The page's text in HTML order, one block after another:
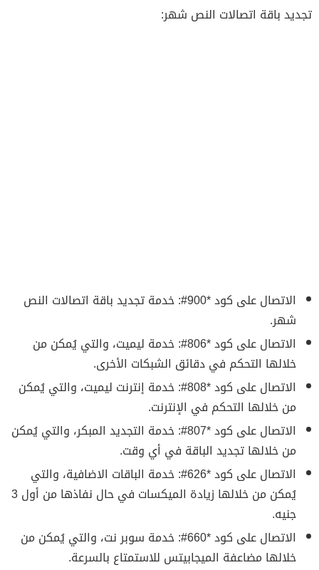
تجديد باقة اتصالات النص شهر:
الاتصال على كود *900#: خدمة تجديد باقة اتصالات النص
شهر.
الاتصال على كود *806#: خدمة ليميت، والتي يُمكن من
خلالها التحكم في دقائق الشبكات الأخرى.
الاتصال على كود *808#: خدمة إنترنت ليميت، والتي يُمكن
من خلالها التحكم في الإنترنت.
الاتصال على كود *807#: خدمة التجديد المبكر، والتي يُمكن
من خلالها تجديد الباقة في أي وقت.
الاتصال على كود *626#: خدمة الباقات الاضافية، والتي
يُمكن من خلالها زيادة الميكسات في حال نفاذها من أول 3
جنيه.
الاتصال على كود *660#: خدمة سوبر نت، والتي يُمكن من
خلالها مضاعفة الميجابيتس للاستمتاع بالسرعة.